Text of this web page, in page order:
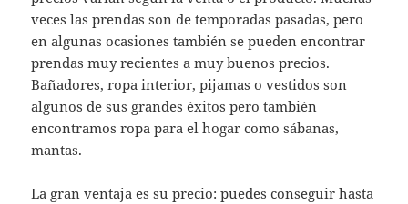
veces las prendas son de temporadas pasadas, pero
en algunas ocasiones también se pueden encontrar
prendas muy recientes a muy buenos precios.
Bañadores, ropa interior, pijamas o vestidos son
algunos de sus grandes éxitos pero también
encontramos ropa para el hogar como sábanas,
mantas.
La gran ventaja es su precio: puedes conseguir hasta